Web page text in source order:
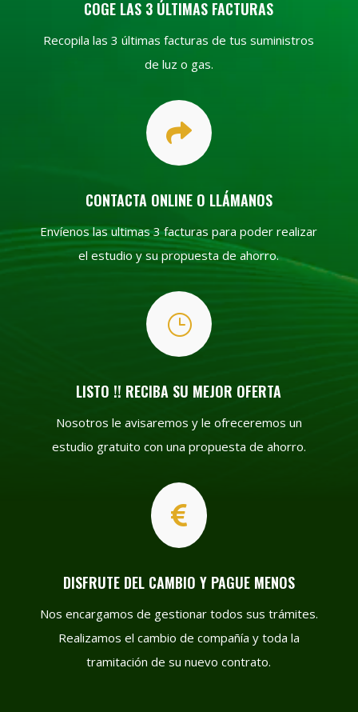
COGE LAS 3 ÚLTIMAS FACTURAS
Recopila las 3 últimas facturas de tus suministros
de luz o gas.

CONTACTA ONLINE O LLÁMANOS
Envíenos las ultimas 3 facturas para poder realizar
el estudio y su propuesta de ahorro.
}
LISTO !! RECIBA SU MEJOR OFERTA
Nosotros le avisaremos y le ofreceremos un
estudio gratuito con una propuesta de ahorro.

DISFRUTE DEL CAMBIO Y PAGUE MENOS
Nos encargamos de gestionar todos sus trámites.
Realizamos el cambio de compañía y toda la
tramitación de su nuevo contrato.